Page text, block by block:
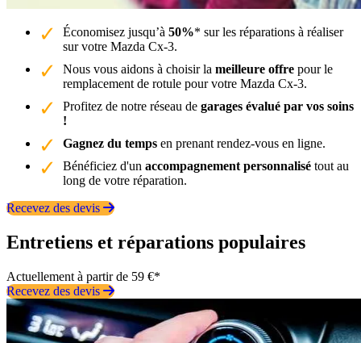
Économisez jusqu’à 50%* sur les réparations à réaliser
sur votre Mazda Cx-3.
Nous vous aidons à choisir la meilleure offre pour le
remplacement de rotule pour votre Mazda Cx-3.
Profitez de notre réseau de garages évalué par vos soins
!
Gagnez du temps en prenant rendez-vous en ligne.
Bénéficiez d'un accompagnement personnalisé tout au
long de votre réparation.
Recevez des devis
Entretiens et réparations populaires
Actuellement à partir de 59 €*
Recevez des devis